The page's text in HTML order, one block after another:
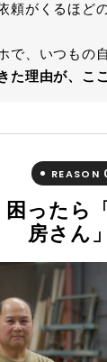
頼がくるほど
で、いつも
た理由が、こ
REASON
困ったら
房さん